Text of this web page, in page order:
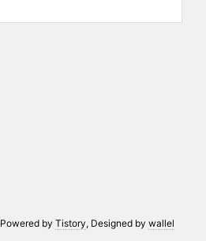
Powered byTistory, Designed bywallel